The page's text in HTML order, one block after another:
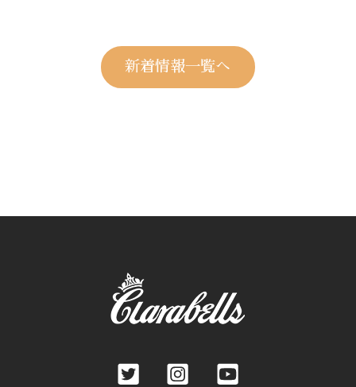
新着情報一覧へ